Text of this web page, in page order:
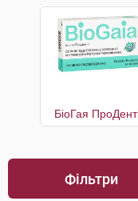
БіоГая
Фільтри